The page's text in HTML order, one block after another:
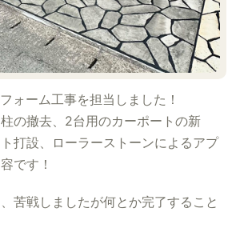
ォーム工事を担当しました！
の撤去、2台用のカーポートの新
打設、ローラーストーンによるアプ
です！
苦戦しましたが何とか完了すること